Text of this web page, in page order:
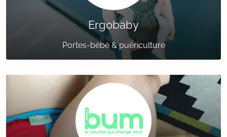
Ergobaby
Portes-bébé & puériculture